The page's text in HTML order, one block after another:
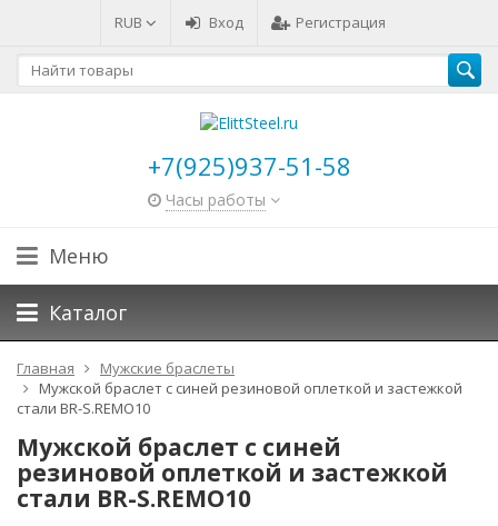
RUB Вход Регистрация
+7(925)937-51-58
Часы работы
Меню
Каталог
Главная
Мужские браслеты
Мужской браслет с синей резиновой оплеткой и застежкой
стали BR-S.REMO10
Мужской браслет с синей
резиновой оплеткой и застежкой
стали BR-S.REMO10